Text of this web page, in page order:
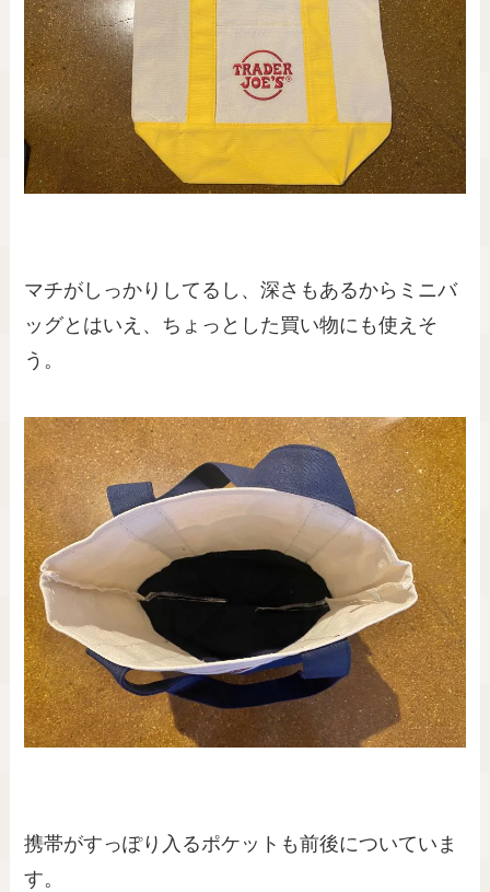
マチがしっかりしてるし、深さもあるからミニバ
ッグとはいえ、ちょっとした買い物にも使えそ
う。
携帯がすっぽり入るポケットも前後についていま
す。